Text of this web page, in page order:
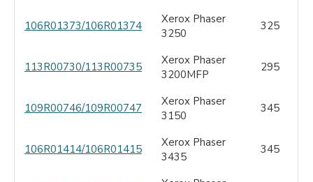
106R01373/106R01374
Xerox Phaser
3250
325
113R00730/113R00735
Xerox Phaser
3200MFP
295
109R00746/109R00747
Xerox Phaser
3150
345
106R01414/106R01415
Xerox Phaser
3435
345